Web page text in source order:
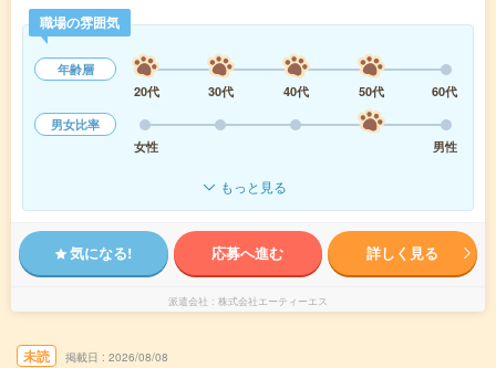
職場の雰囲気
年齢層
20代
30代 40代 50代
60代
男女比率
女性
男性
もっと見る
気になる! 応募へ進む 詳しく見る
派遣会社 株式会社エーティーエス
未読 掲載日 2026/08/08